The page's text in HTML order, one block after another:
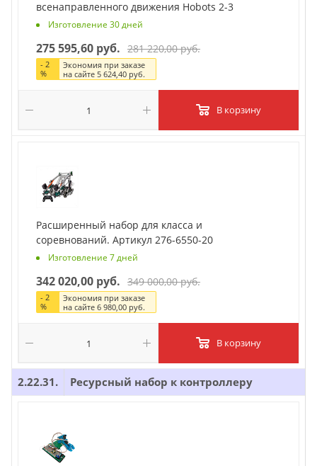
всенаправленного движения Hobots 2-3
Изготовление 30 дней
275 595,60 руб. 281 220,00 руб.
- 2
%
Экономия при заказе
на сайте 5 624,40 руб.
В корзину
Расширенный набор для класса и
соревнований. Артикул 276-6550-20
Изготовление 7 дней
342 020,00 руб. 349 000,00 руб.
- 2
%
Экономия при заказе
на сайте6 980,00 руб.
В корзину
2.22.31. Ресурсный набор к контроллеру